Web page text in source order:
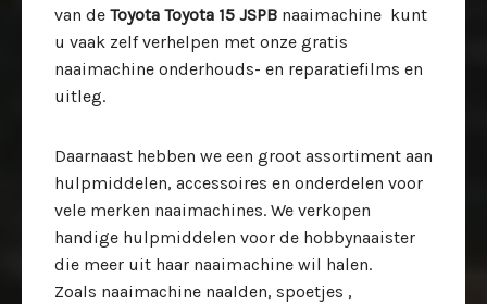
van de Toyota Toyota 15 JSPB naaimachine kunt
u vaak zelf verhelpen met onze gratis
naaimachine onderhouds- en reparatiefilms en
uitleg.
Daarnaast hebben we een groot assortiment aan
hulpmiddelen, accessoires en onderdelen voor
vele merken naaimachines. We verkopen
handige hulpmiddelen voor de hobbynaaister
die meer uit haar naaimachine wil halen.
Zoals naaimachine naalden, spoetjes ,